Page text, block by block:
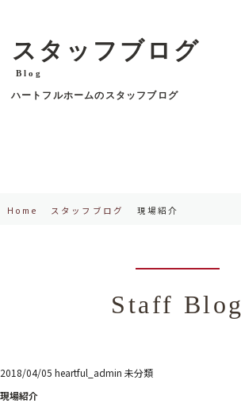
スタッフブログ
Blog
ハートフルホームのスタッフブログ
Home スタッフブログ 現場紹介
Staff Blog
2018/04/05 heartful_admin 未分類
現場紹介